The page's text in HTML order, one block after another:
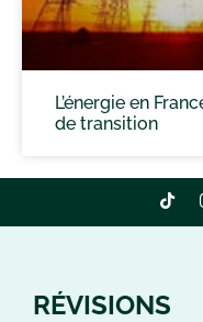
L’énergie en
de transition
RÉVISIONS